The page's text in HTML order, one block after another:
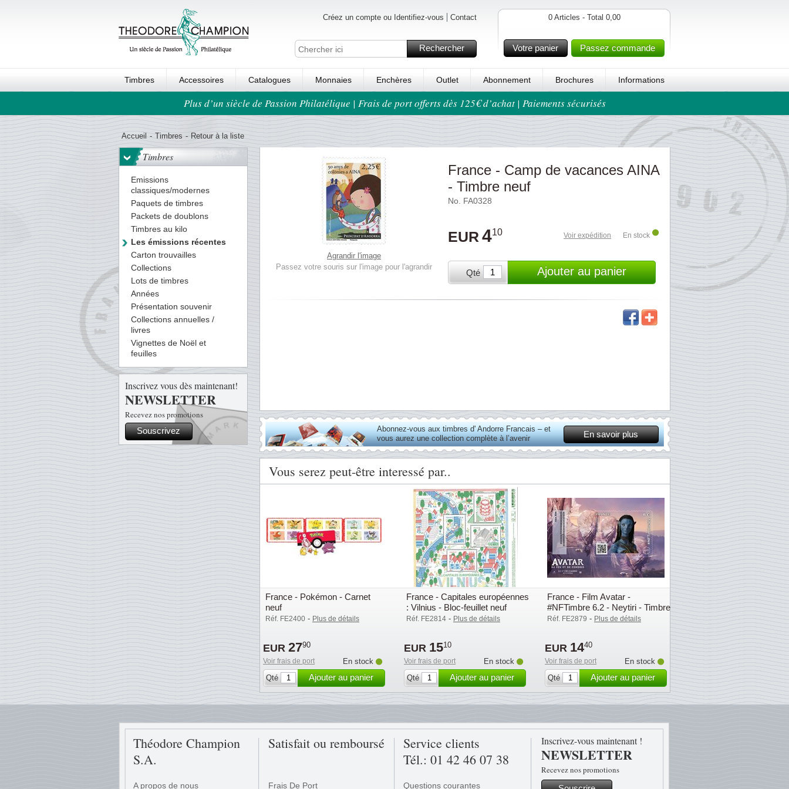
Créez un compte ou Identifiez-vous Contact
Rechercher
0 Articles - Total 0,00
Votre panier Passez commande
Timbres Accessoires Catalogues Monnaies Enchères Outlet Abonnement Brochures Informations
Ordre au panierPlus d’un siècle de Passion Philatélique | Frais de port offerts dès 125€ d’achat | Paiements sécurisés
Accueil - Timbres - Retour à la liste
Timbres
Emissions
classiques/modernes
Paquets de timbres
Packets de doublons
Timbres au kilo
Les émissions récentes
Carton trouvailles
Collections
Lots de timbres
Années
Présentation souvenir
Collections annuelles /
livres
Vignettes de Noël et
feuilles
Inscrivez vous dès maintenant!
NEWSLETTER
Recevez nos promotions
Souscrivez
Agrandir l'image
Passez votre souris sur l'image pour l'agrandir
France - Camp de vacances AINA
- Timbre neuf
No. FA0328
EUR 410 Voir expédition En stock
Qté Ajouter au panier
Abonnez-vous aux timbres d' Andorre Francais – et
vous aurez une collection complète à l’avenir
En savoir plus
Vous serez peut-être interessé par..
France - Pokémon - Carnet
neuf
Réf. FE2400 - Plus de détails
EUR 2790
Voir frais de port
En stock
Qté
Ajouter au panier
France - Capitales européennes
: Vilnius - Bloc-feuillet neuf
Réf. FE2814 - Plus de détails
EUR 1510
Voir frais de port
En stock
Qté
Ajouter au panier
France - Film Avatar -
#NFTimbre 6.2 - Neytiri - Timbre
cryptographique neuf
Réf. FE2879 - Plus de détails
EUR 1440
Voir frais de port
En stock
Qté
Ajouter au panier
Théodore Champion
S.A.
A propos de nous
Satisfait ou remboursé
Frais De Port
Service clients
Tél.: 01 42 46 07 38
Questions courantes
Inscrivez-vous maintenant !
NEWSLETTER
Recevez nos promotions